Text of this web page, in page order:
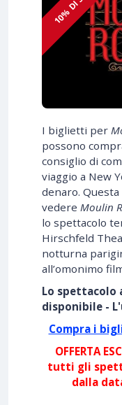
I biglietti per
possono
consiglio di
viaggio a New
denaro.
vedere Moulin
lo spettacolo
Hirschfeld
notturna
all’omonimo
Lo spettacolo
disponibile -
Compra i
OFFERTA
tutti gli
dalla